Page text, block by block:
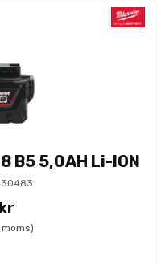
B5 5,0AH Li-ION
moms)